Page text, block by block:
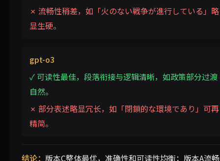
✗ 流畅性稍差，如「火のない戦争が進行している」略
显生硬。
gpt-o3
✓ 可读性最佳，段落衔接与逻辑清晰，如政策部分过渡
自然。
✗ 部分表述略显冗长，如「閉鎖的な環境であり」可再
精简。
结论： 版本C整体最优，准确性和可读性均衡；版本A流